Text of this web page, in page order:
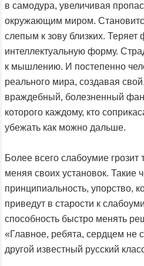
в самодура, увеличивая
окружающим миром.
слепым к зову близких. Теряет
интеллектуальную форму.
к мышлению. И постепенно
реального мира, создавая
враждебный, болезненный
которого каждому, кто
убежать как можно дальше.
Более всего слабоумие
меняя своих установок. Такие
принципиальность, упорство,
приведут в старости к
способность быстро менять
«Главное, ребята, сердцем не
другой известный русский